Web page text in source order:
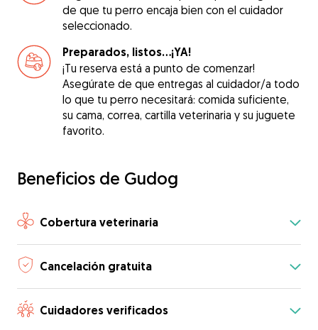
de que tu perro encaja bien con el cuidador
seleccionado.
Preparados, listos...¡YA!
¡Tu reserva está a punto de comenzar!
Asegúrate de que entregas al cuidador/a todo
lo que tu perro necesitará: comida suficiente,
su cama, correa, cartilla veterinaria y su juguete
favorito.
Beneficios de Gudog
Cobertura veterinaria
Cancelación gratuita
Cuidadores verificados